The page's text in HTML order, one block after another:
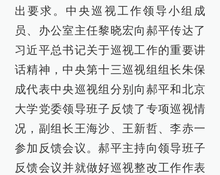
出要求。中央巡视工作领导小组成
员、办公室主任黎晓宏向郝平传达了
习近平总书记关于巡视工作的重要讲
话精神，中央第十三巡视组组长朱保
成代表中央巡视组分别向郝平和北京
大学党委领导班子反馈了专项巡视情
况，副组长王海沙、王新哲、李赤一
参加反馈会议。郝平主持向领导班子
反馈会议并就做好巡视整改工作作表